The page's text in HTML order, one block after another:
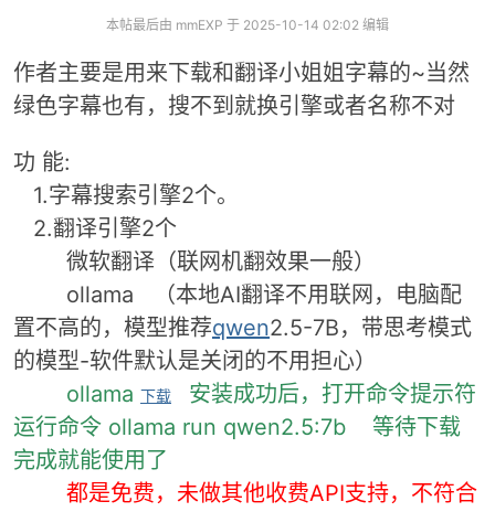
爱
本帖最后由 mmEXP 于 2025-10-14 02:02 编辑
作者主要是用来下载和翻译小姐姐字幕的~当然
绿色字幕也有，搜不到就换引擎或者名称不对
功 能:
1.字幕搜索引擎2个。
2.翻译引擎2个
微软翻译（联网机翻效果一般）
ollama
（本地AI翻译不用联网，电脑配
置不高的，模型推荐qwen2.5-7B，带思考模式
的模型-软件默认是关闭的不用担心）
ollama 下载
安装成功后，打开命令提示符
运行命令 ollama run qwen2.5:7b 等待下载
完成就能使用了
都是免费，未做其他收费API支持，不符合